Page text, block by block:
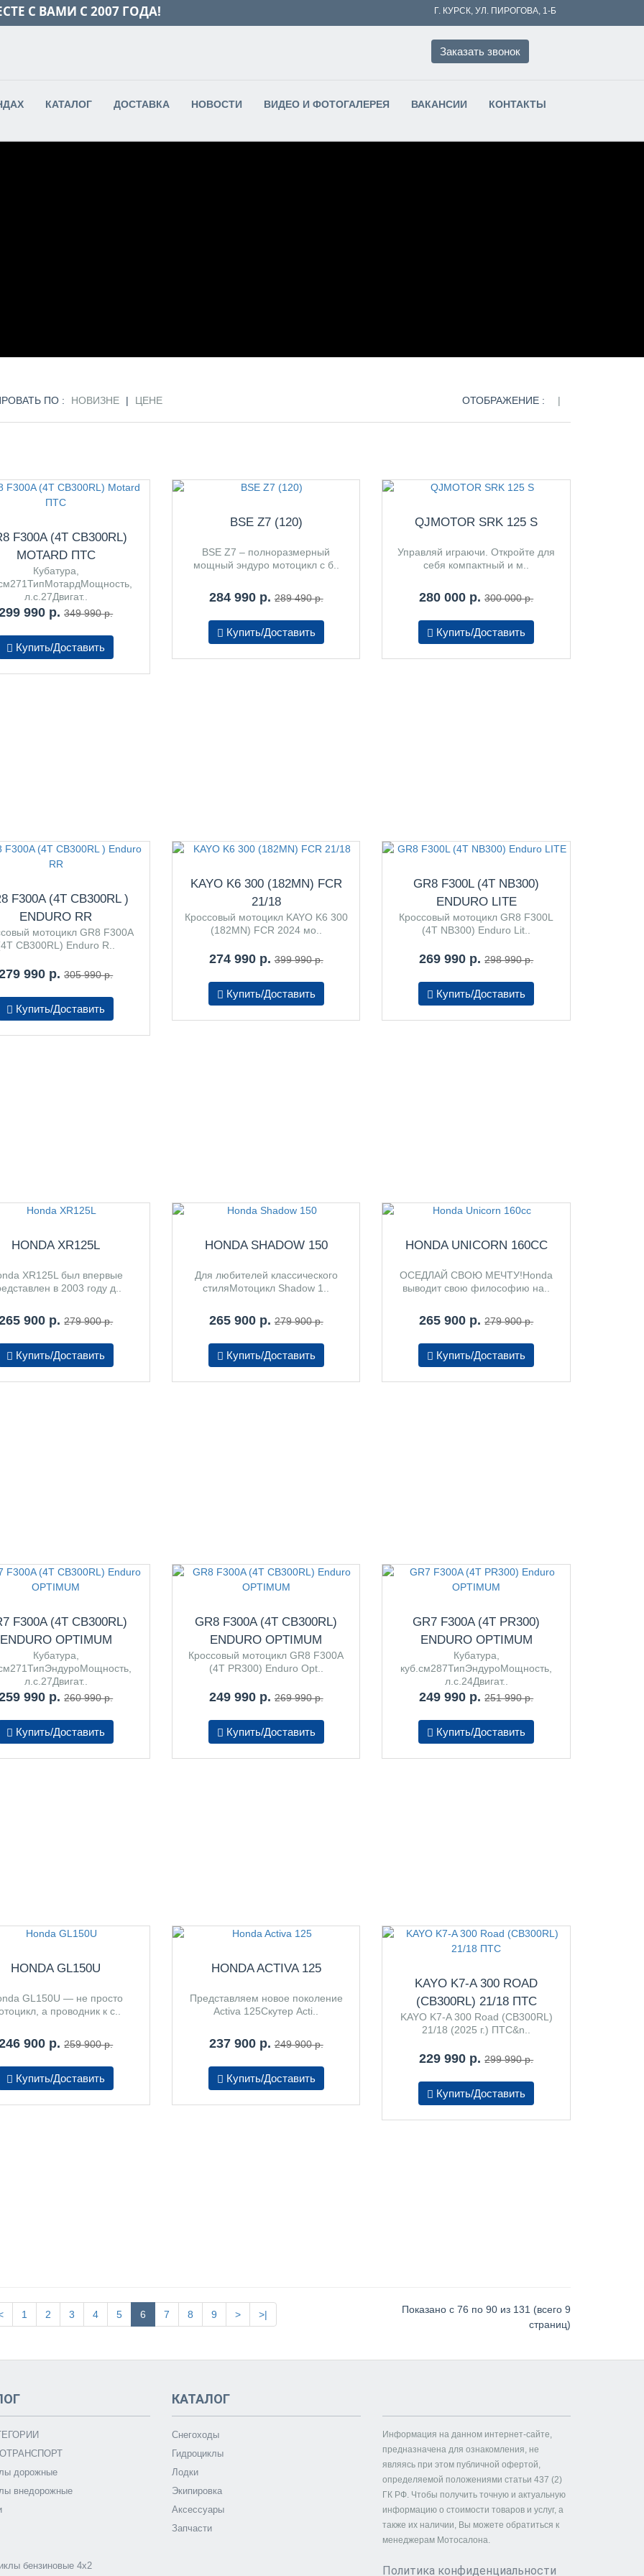
С ВАМИ С 2007 ГОДА! Г. КУРСК, УЛ. ПИРОГОВА, 1-Б
Заказать звонок
КАТАЛОГ ДОСТАВКА НОВОСТИ ВИДЕО И ФОТОГАЛЕРЕЯ ВАКАНСИИ КОНТАКТЫ
ПО : НОВИЗНЕ | ЦЕНЕ ОТОБРАЖЕНИЕ : |
F300A (4T CB300RL)
MOTARD ПТС
Кубатура,
л.с.27Двигат..
990 р. 349 990 р.
Купить/Доставить
BSE Z7 (120)
BSE Z7 – полноразмерный
мощный эндуро мотоцикл с б..
284 990 р. 289 490 р.
Купить/Доставить
QJMOTOR SRK 125 S
Управляй играючи. Откройте для
себя компактный и м..
280 000 р. 300 000 р.
Купить/Доставить
F300A (4T CB300RL )
ENDURO RR
мотоцикл GR8 F300A
CB300RL) Enduro R..
990 р. 305 990 р.
Купить/Доставить
KAYO K6 300 (182MN) FCR
21/18
Кроссовый мотоцикл KAYO K6 300
(182MN) FCR 2024 мо..
274 990 р. 399 990 р.
Купить/Доставить
GR8 F300L (4T NB300)
ENDURO LITE
Кроссовый мотоцикл GR8 F300L
(4T NB300) Enduro Lit..
269 990 р. 298 990 р.
Купить/Доставить
HONDA XR125L
XR125L был впервые
в 2003 году д..
900 р. 279 900 р.
Купить/Доставить
HONDA SHADOW 150
Для любителей классического
стиляМотоцикл Shadow 1..
265 900 р. 279 900 р.
Купить/Доставить
HONDA UNICORN 160CC
ОСЕДЛАЙ СВОЮ МЕЧТУ!Honda
выводит свою философию на..
265 900 р. 279 900 р.
Купить/Доставить
F300A (4T CB300RL)
ENDURO OPTIMUM
Кубатура,
л.с.27Двигат..
990 р. 260 990 р.
Купить/Доставить
GR8 F300A (4T CB300RL)
ENDURO OPTIMUM
Кроссовый мотоцикл GR8 F300A
(4T PR300) Enduro Opt..
249 990 р. 269 990 р.
Купить/Доставить
GR7 F300A (4T PR300)
ENDURO OPTIMUM
Кубатура,
куб.см287ТипЭндуроМощность,
л.с.24Двигат..
249 990 р. 251 990 р.
Купить/Доставить
HONDA GL150U
GL150U — не просто
а проводник к с..
900 р. 259 900 р.
Купить/Доставить
HONDA ACTIVA 125
Представляем новое поколение
Activa 125Скутер Acti..
237 900 р. 249 900 р.
Купить/Доставить
KAYO K7-A 300 ROAD
(CB300RL) 21/18 ПТС
KAYO K7-A 300 Road (CB300RL)
21/18 (2025 г.) ПТС&n..
229 990 р. 299 990 р.
Купить/Доставить
1 2 3 4 5 6 7 8 9 > >|
Показано с 76 по 90 из 131 (всего 9
страниц)
дорожные
внедорожные
бензиновые 4х2
КАТАЛОГ
Снегоходы
Гидроциклы
Лодки
Экипировка
Аксессуары
Запчасти
Информация на данном интернет-сайте,
предназначена для ознакомления, не
являясь при этом публичной офертой,
определяемой положениями статьи 437 (2)
ГК РФ. Чтобы получить точную и актуальную
информацию о стоимости товаров и услуг, а
также их наличии, Вы можете обратиться к
менеджерам Мотосалона.
Политика конфиденциальности